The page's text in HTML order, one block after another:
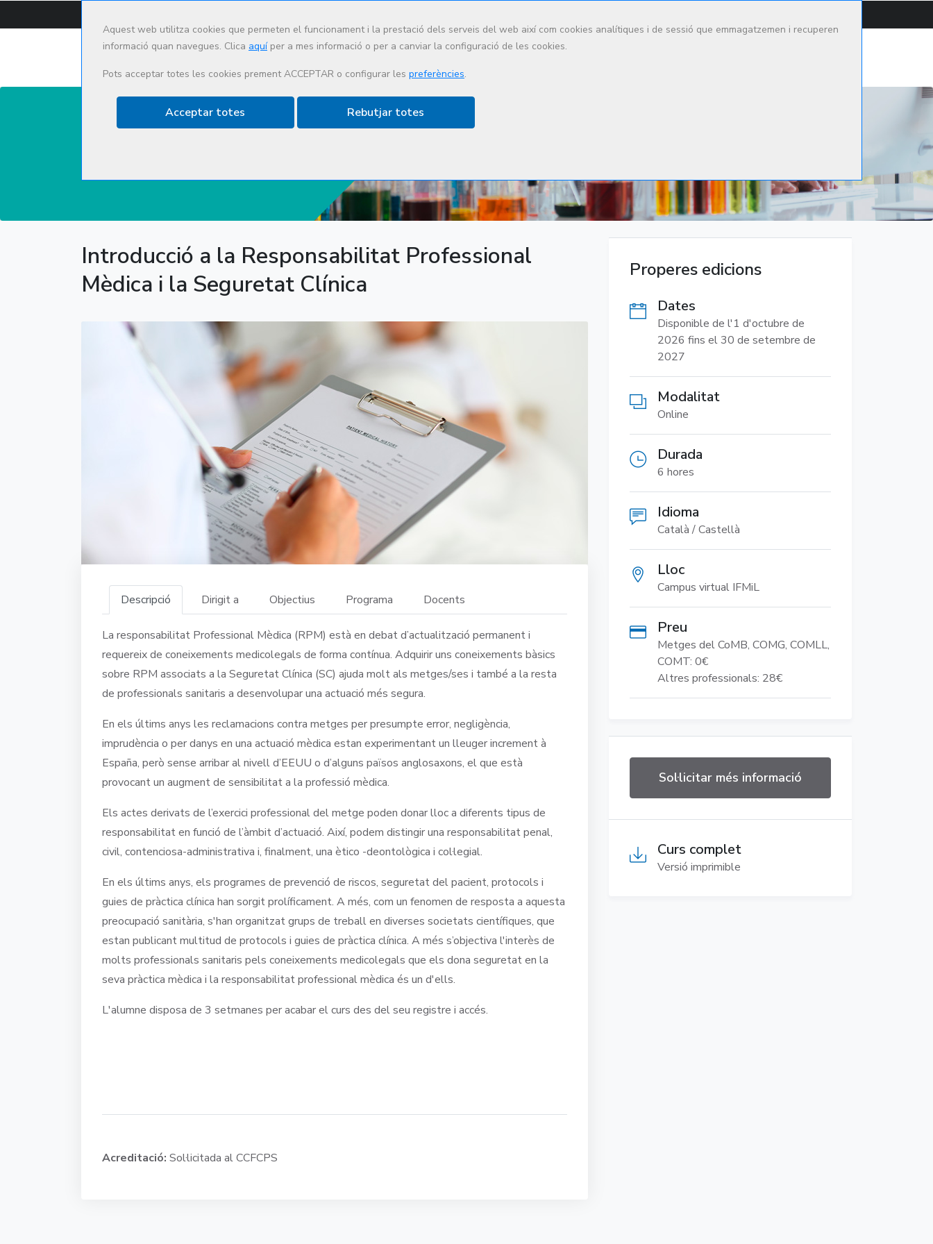
Aquest web utilitza cookies que permeten el funcionament i la prestació dels serveis del web així com cookies analítiques i de sessió que emmagatzemen i recuperen
informació quan navegues. Clica aquíper a mes informació o per a canviar la configuració de les cookies.
Pots acceptar totes les cookies prement ACCEPTAR o configurar les preferències.
Acceptar totes Rebutjar totes
Introducció a la Responsabilitat Professional
Mèdica i la Seguretat Clínica
Descripció Dirigit a Objectius Programa Docents
La responsabilitat Professional Mèdica (RPM) està en debat d’actualització permanent i
requereix de coneixements medicolegals de forma contínua. Adquirir uns coneixements bàsics
sobre RPM associats a la Seguretat Clínica (SC) ajuda molt als metges/ses i també a la resta
de professionals sanitaris a desenvolupar una actuació més segura.
En els últims anys les reclamacions contra metges per presumpte error, negligència,
imprudència o per danys en una actuació mèdica estan experimentant un lleuger increment à
España, però sense arribar al nivell d’EEUU o d’alguns països anglosaxons, el que està
provocant un augment de sensibilitat a la professió mèdica.
Els actes derivats de l’exercici professional del metge poden donar lloc a diferents tipus de
responsabilitat en funció de l’àmbit d’actuació. Així, podem distingir una responsabilitat penal,
civil, contenciosa-administrativa i, finalment, una ètico -deontològica i col·legial.
En els últims anys, els programes de prevenció de riscos, seguretat del pacient, protocols i
guies de pràctica clínica han sorgit prolíficament. A més, com un fenomen de resposta a aquesta
preocupació sanitària, s'han organitzat grups de treball en diverses societats científiques, que
estan publicant multitud de protocols i guies de pràctica clínica. A més s’objectiva l'interès de
molts professionals sanitaris pels coneixements medicolegals que els dona seguretat en la
seva pràctica mèdica i la responsabilitat professional mèdica és un d'ells.
L'alumne disposa de 3 setmanes per acabar el curs des del seu registre i accés.
Acreditació: Sol·licitada al CCFCPS
Properes edicions
Dates
Disponible de l'1 d'octubre de
2026 fins el 30 de setembre de
2027
Modalitat
Online
Durada
6 hores
Idioma
Català / Castellà
Lloc
Campus virtual IFMiL
Preu
Metges del CoMB, COMG, COMLL,
COMT: 0€
Altres professionals: 28€
Sol·licitar més informació
Curs complet
Versió imprimible